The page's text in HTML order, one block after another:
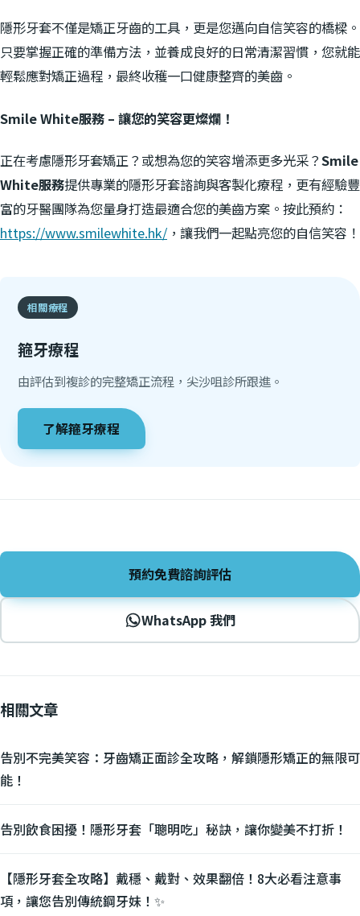
隱形牙套不僅是矯正牙齒的工具，更是您邁向自信笑容的橋樑。
只要掌握正確的準備方法，並養成良好的日常清潔習慣，您就能
輕鬆應對矯正過程，最終收穫一口健康整齊的美齒。
Smile White服務 – 讓您的笑容更燦爛！
正在考慮隱形牙套矯正？或想為您的笑容增添更多光采？Smile
White服務提供專業的隱形牙套諮詢與客製化療程，更有經驗豐
富的牙醫團隊為您量身打造最適合您的美齒方案。按此預約：
https://www.smilewhite.hk/ ，讓我們一起點亮您的自信笑容！
相關療程
箍牙療程
由評估到複診的完整矯正流程，尖沙咀診所跟進。
了解箍牙療程
預約免費諮詢評估
WhatsApp 我們
相關文章
告別不完美笑容：牙齒矯正面診全攻略，解鎖隱形矯正的無限可
能！
告別飲食困擾！隱形牙套「聰明吃」秘訣，讓你變美不打折！
【隱形牙套全攻略】戴穩、戴對、效果翻倍！8大必看注意事
項，讓您告別傳統鋼牙妹！✨